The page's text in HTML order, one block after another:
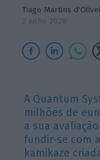
Tiago Martins
2 Julho 2026
A Quantum
milhões de
a sua
fundir-se com
kamikaze